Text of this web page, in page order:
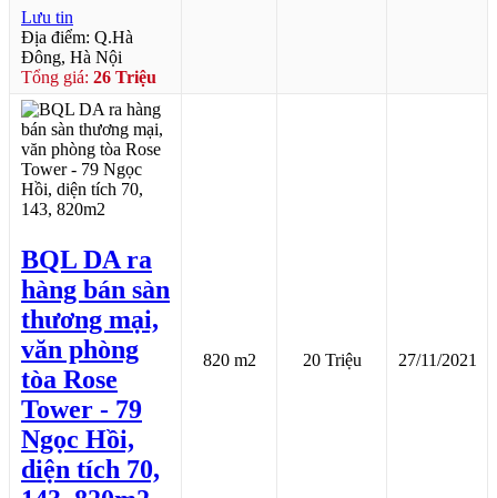
Lưu tin
Địa điểm: Q.Hà
Đông, Hà Nội
Tổng giá: 26 Triệu
BQL DA ra
hàng bán sàn
thương mại,
văn phòng
tòa Rose
Tower - 79
Ngọc Hồi,
diện tích 70,
820 m2 20 Triệu 27/11/2021